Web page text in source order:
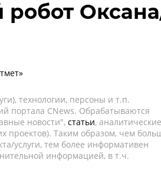
технологии, персоны и т.п.
портала CNews. Обрабатываются
новости", статьи, аналитические
проектов). Таким образом, чем
услуги, тем более информативен
информацией, в т.ч.